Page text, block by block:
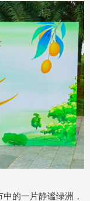
的一片静谧绿洲，